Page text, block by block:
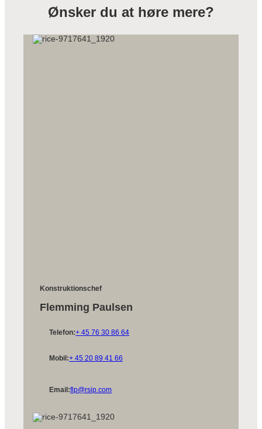
Ønsker du at høre mere?
Konstruktionschef
Flemming Paulsen
Telefon:+ 45 76 30 86 64
Mobil:+ 45 20 89 41 66
Email:flp@rsip.com